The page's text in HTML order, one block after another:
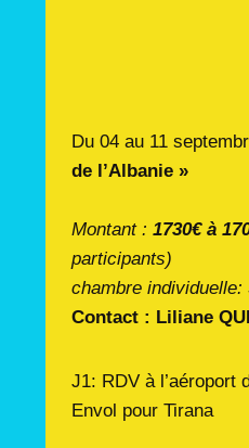
Du 04 au 11
de l’Albanie »
Montant : 1730€ à
participants)
chambre individuelle:
Contact : Liliane
J1: RDV à l’aéroport
Envol pour Tirana